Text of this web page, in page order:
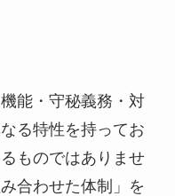
能・守秘義務・対
る特性を持ってお
ものではありませ
合わせた体制」を